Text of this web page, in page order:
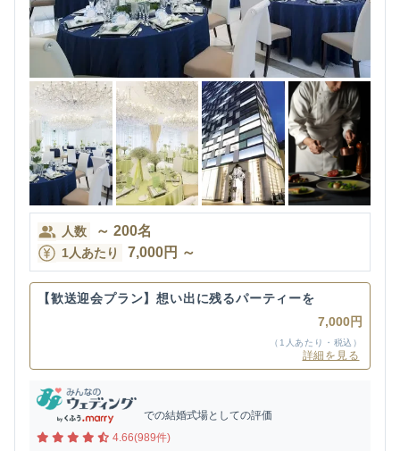
人数 ～ 200名
1人あたり 7,000円 ～
【歓送迎会プラン】想い出に残るパーティーを
7,000円
（1人あたり・税込）
詳細を見る
での結婚式場としての評価
4.66(989件)